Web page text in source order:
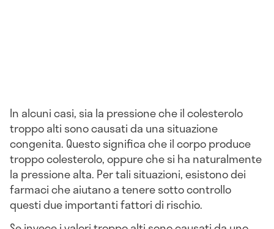
In alcuni casi, sia la pressione che il colesterolo
troppo alti sono causati da una situazione
congenita. Questo significa che il corpo produce
troppo colesterolo, oppure che si ha naturalmente
la pressione alta. Per tali situazioni, esistono dei
farmaci che aiutano a tenere sotto controllo
questi due importanti fattori di rischio.